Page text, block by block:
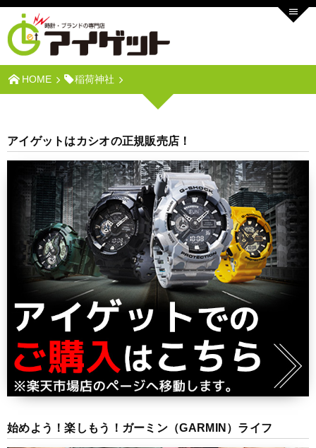
HOME 稲荷神社
アイゲットはカシオの正規販売店！
始めよう！楽しもう！ガーミン（GARMIN）ライフ